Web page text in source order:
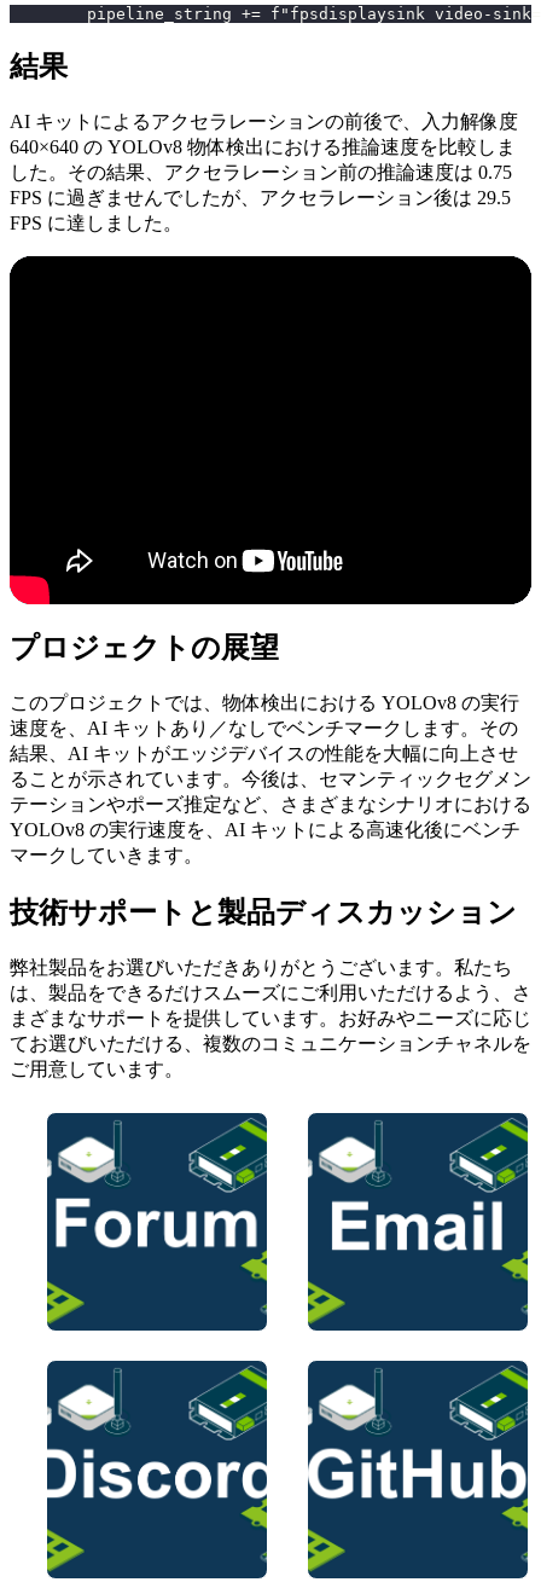
pipeline_string += f"fpsdisplaysink video-
結果
AI キットによるアクセラレーションの前後で、入力解像度
640×640 の YOLOv8 物体検出における推論速度を比較しま
した。その結果、アクセラレーション前の推論速度は 0.75
FPS に過ぎませんでしたが、アクセラレーション後は 29.5
FPS に達しました。
プロジェクトの展望
このプロジェクトでは、物体検出における YOLOv8 の実行
速度を、AI キットあり／なしでベンチマークします。その
結果、AI キットがエッジデバイスの性能を大幅に向上させ
ることが示されています。今後は、セマンティックセグメン
テーションやポーズ推定など、さまざまなシナリオにおける
YOLOv8 の実行速度を、AI キットによる高速化後にベンチ
マークしていきます。
技術サポートと製品ディスカッション
弊社製品をお選びいただきありがとうございます。私たち
は、製品をできるだけスムーズにご利用いただけるよう、さ
まざまなサポートを提供しています。お好みやニーズに応じ
てお選びいただける、複数のコミュニケーションチャネルを
ご用意しています。